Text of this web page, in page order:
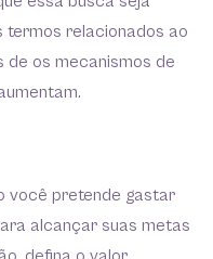
termos relacionados ao
de os mecanismos de
você pretende gastar
alcançar suas metas